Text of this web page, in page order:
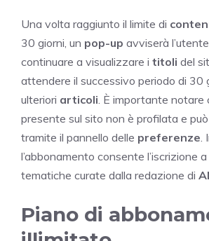
Una volta raggiunto il limite di
30 giorni, un pop-up avviserà
continuare a visualizzare i titoli del
attendere il successivo periodo di 30
ulteriori articoli. È importante notare
presente sul sito non è profilata e
tramite il pannello delle preferenze.
l’abbonamento consente l’iscrizione a
tematiche curate dalla redazione di
Piano di